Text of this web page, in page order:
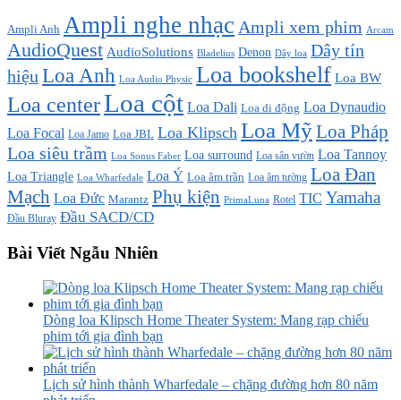
Ampli Anh Ampli nghe nhạc Ampli xem phim Arcam
AudioQuest AudioSolutions Bladelius Denon Dây loa Dây tín
hiệu Loa Anh Loa Audio Physic Loa bookshelf Loa BW
Loa centerLoa cột Loa Dali Loa di động Loa Dynaudio
Loa Focal Loa Jamo Loa JBL Loa Klipsch Loa MỹLoa Pháp
Loa siêu trầm Loa Sonus Faber Loa surround Loa sân vườn Loa Tannoy
Loa Triangle Loa Wharfedale Loa Ý Loa âm trần Loa âm tường Loa Đan
Mạch Loa Đức Marantz Phụ kiện PrimaLuna Rotel TIC Yamaha
Đầu Bluray Đầu SACD/CD
Bài Viết Ngẫu Nhiên
Dòng loa Klipsch Home Theater System: Mang rạp chiếu
phim tới gia đình bạn
Lịch sử hình thành Wharfedale – chặng đường hơn 80 năm